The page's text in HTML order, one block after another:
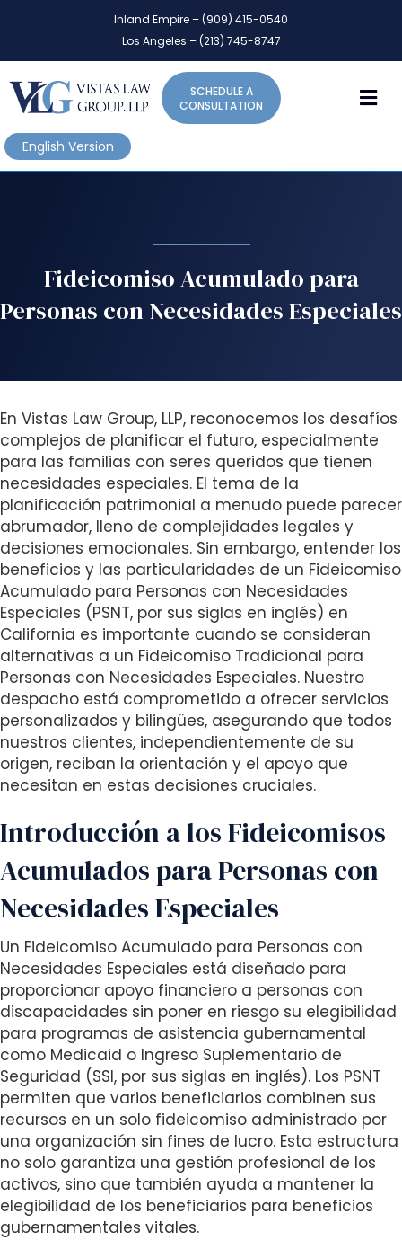
a
n
o
s
b
i
t
e
i
n
c
l
u
d
e
s
a
n
a
c
c
e
s
i
i
l
i
t
y
s
y
s
t
e
m
.
a
d
Inland Empire – (909) 415-0540
Los Angeles – (213) 745-8747
SCHEDULE A
CONSULTATION
English Version
Fideicomiso Acumulado para
Personas con Necesidades Especiales
En Vistas Law Group, LLP, reconocemos los desafíos
complejos de planificar el futuro, especialmente
para las familias con seres queridos que tienen
necesidades especiales. El tema de la
planificación patrimonial a menudo puede parecer
abrumador, lleno de complejidades legales y
decisiones emocionales. Sin embargo, entender los
beneficios y las particularidades de un Fideicomiso
Acumulado para Personas con Necesidades
Especiales (PSNT, por sus siglas en inglés) en
California es importante cuando se consideran
alternativas a un Fideicomiso Tradicional para
Personas con Necesidades Especiales. Nuestro
despacho está comprometido a ofrecer servicios
personalizados y bilingües, asegurando que todos
nuestros clientes, independientemente de su
origen, reciban la orientación y el apoyo que
necesitan en estas decisiones cruciales.
Introducción a los Fideicomisos
Acumulados para Personas con
Necesidades Especiales
Un Fideicomiso Acumulado para Personas con
Necesidades Especiales está diseñado para
proporcionar apoyo financiero a personas con
discapacidades sin poner en riesgo su elegibilidad
para programas de asistencia gubernamental
como Medicaid o Ingreso Suplementario de
Seguridad (SSI, por sus siglas en inglés). Los PSNT
permiten que varios beneficiarios combinen sus
recursos en un solo fideicomiso administrado por
una organización sin fines de lucro. Esta estructura
no solo garantiza una gestión profesional de los
activos, sino que también ayuda a mantener la
elegibilidad de los beneficiarios para beneficios
gubernamentales vitales.